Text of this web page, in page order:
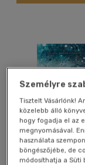
Felnőtt
Magyar
Amerikai
Angol(722)
Angol-
Francia(3)
Holland(1)
Alvilági
Személyre
Tisztelt Vásárlónk!
közelebb álló
hogy fogadja el az
megnyomásával.
használata
böngészőjébe, de
módosíthatja a Süti